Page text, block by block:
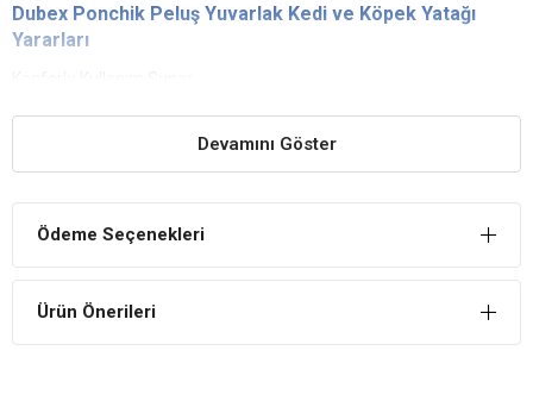
Dubex Ponchik Peluş Yuvarlak Kedi ve Köpek Yatağı
Yararları
Kaliteli Kumaştan Üretilmiştir
doldurulmuş, yastık kısmının her iki yüzü de peluş malzemeden
Devamını Göster
Ödeme Seçenekleri
Ürün Önerileri